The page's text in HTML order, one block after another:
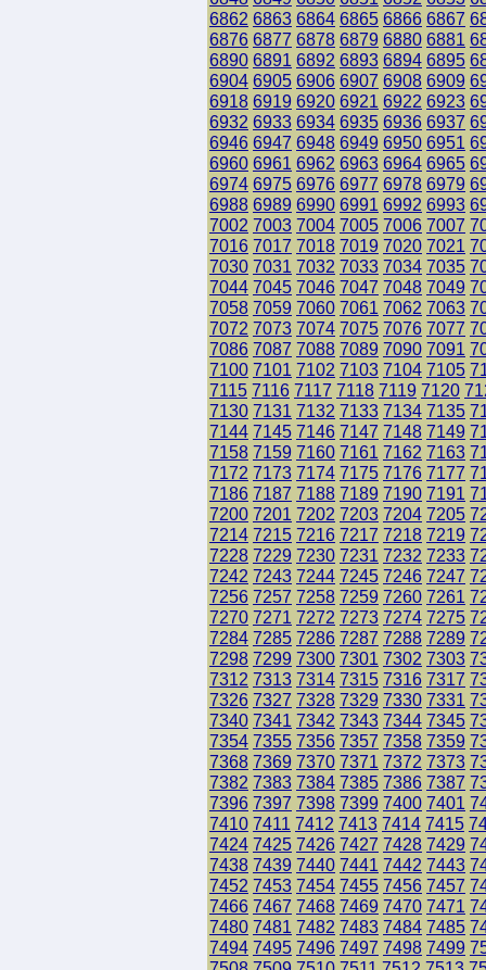
6862 6863 6864 6865 6866 6867
6876 6877 6878 6879 6880 6881
6890 6891 6892 6893 6894 6895
6904 6905 6906 6907 6908 6909
6918 6919 6920 6921 6922 6923
6932 6933 6934 6935 6936 6937
6946 6947 6948 6949 6950 6951
6960 6961 6962 6963 6964 6965
6974 6975 6976 6977 6978 6979
6988 6989 6990 6991 6992 6993
7002 7003 7004 7005 7006 7007
7016 7017 7018 7019 7020 7021
7030 7031 7032 7033 7034 7035
7044 7045 7046 7047 7048 7049
7058 7059 7060 7061 7062 7063
7072 7073 7074 7075 7076 7077
7086 7087 7088 7089 7090 7091
7100 7101 7102 7103 7104 7105
7115 7116 7117 7118 7119 7120
7130 7131 7132 7133 7134 7135
7144 7145 7146 7147 7148 7149
7158 7159 7160 7161 7162 7163
7172 7173 7174 7175 7176 7177
7186 7187 7188 7189 7190 7191
7200 7201 7202 7203 7204 7205
7214 7215 7216 7217 7218 7219
7228 7229 7230 7231 7232 7233
7242 7243 7244 7245 7246 7247
7256 7257 7258 7259 7260 7261
7270 7271 7272 7273 7274 7275
7284 7285 7286 7287 7288 7289
7298 7299 7300 7301 7302 7303
7312 7313 7314 7315 7316 7317
7326 7327 7328 7329 7330 7331
7340 7341 7342 7343 7344 7345
7354 7355 7356 7357 7358 7359
7368 7369 7370 7371 7372 7373
7382 7383 7384 7385 7386 7387
7396 7397 7398 7399 7400 7401
7410 7411 7412 7413 7414 7415
7424 7425 7426 7427 7428 7429
7438 7439 7440 7441 7442 7443
7452 7453 7454 7455 7456 7457
7466 7467 7468 7469 7470 7471
7480 7481 7482 7483 7484 7485
7494 7495 7496 7497 7498 7499